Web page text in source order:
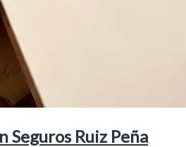
Seguros Ruiz Peña